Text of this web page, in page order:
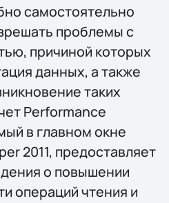
самостоятельно
проблемы с
причиной которых
данных, а также
таких
Performance
в главном окне
2011, предоставляет
о повышении
операций чтения и